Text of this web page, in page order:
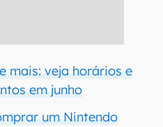
mais: veja horários e
em junho
um Nintendo